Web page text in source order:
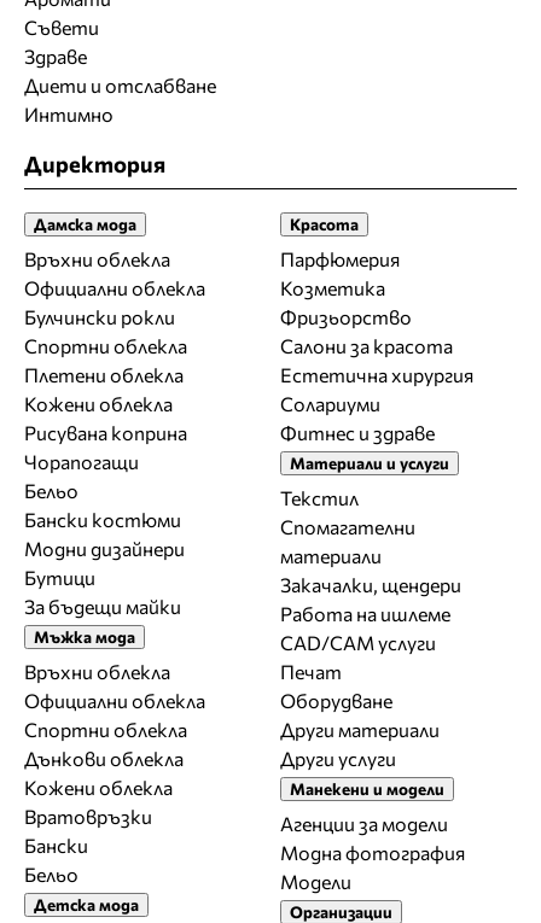
Съвети
Здраве
Диети и отслабване
Интимно
Директория
Дамска мода
Връхни облекла
Официални облекла
Булчински рокли
Спортни облекла
Плетени облекла
Кожени облекла
Рисувана коприна
Чорапогащи
Бельо
Бански костюми
Модни дизайнери
Бутици
За бъдещи майки
Мъжка мода
Връхни облекла
Официални облекла
Спортни облекла
Дънкови облекла
Кожени облекла
Вратовръзки
Бански
Бельо
Детска мода
Красота
Парфюмерия
Козметика
Фризьорство
Салони за красота
Естетична хирургия
Солариуми
Фитнес и здраве
Материали и услуги
Текстил
Спомагателни
материали
Закачалки, щендери
Работа на ишлеме
CAD/CAM услуги
Печат
Оборудване
Други материали
Други услуги
Манекени и модели
Агенции за модели
Модна фотография
Модели
Организации